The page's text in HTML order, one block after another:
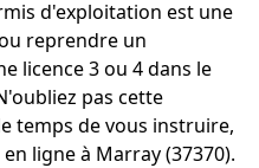
d'exploitation est une
reprendre un
licence 3 ou 4 dans le
pas cette
temps de vous instruire,
ligne à Marray (37370).